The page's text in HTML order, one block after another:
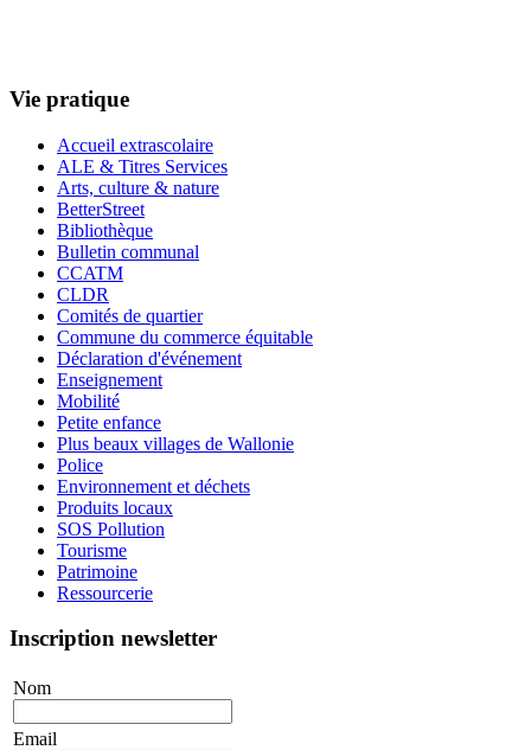
Vie pratique
Accueil extrascolaire
ALE & Titres Services
Arts, culture & nature
BetterStreet
Bibliothèque
Bulletin communal
CCATM
CLDR
Comités de quartier
Commune du commerce équitable
Déclaration d'événement
Enseignement
Mobilité
Petite enfance
Plus beaux villages de Wallonie
Police
Environnement et déchets
Produits locaux
SOS Pollution
Tourisme
Patrimoine
Ressourcerie
Inscription newsletter
Nom
Email